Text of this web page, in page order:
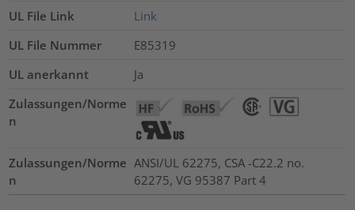
UL File Link
Link
UL File Nummer
E85319
UL anerkannt
Ja
Zulassungen/Norme
n
Zulassungen/Norme
n
ANSI/UL 62275, CSA -C22.2 no.
62275, VG 95387 Part 4